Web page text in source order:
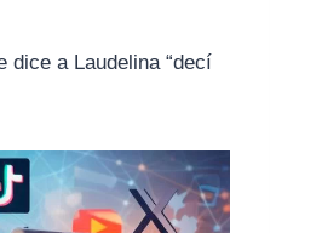
dice a Laudelina “decí